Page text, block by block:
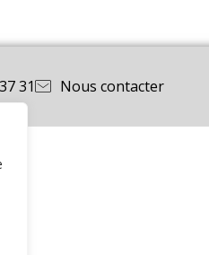
31 Nous contacter